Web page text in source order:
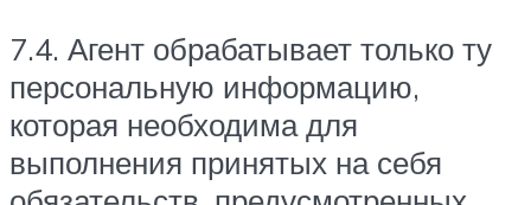
7.4. Агент обрабатывает только ту
персональную информацию,
которая необходима для
выполнения принятых на себя